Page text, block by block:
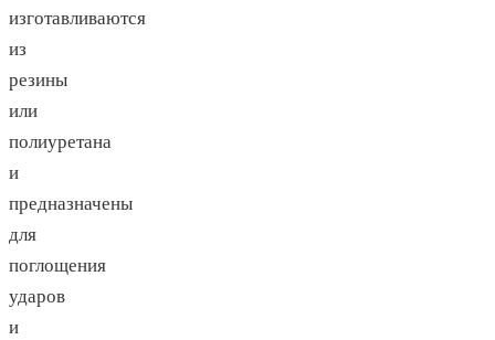
изготавливаются
из
резины
или
полиуретана
и
предназначены
для
поглощения
ударов
и